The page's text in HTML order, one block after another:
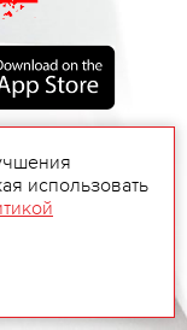
использовать